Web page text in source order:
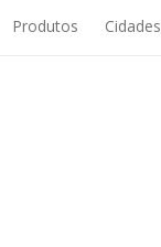
Produtos Cidades